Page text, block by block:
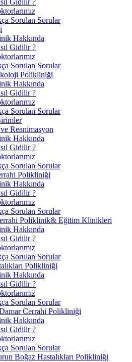
Sorulan Sorular
Hakkında
Gidilir ?
Sorulan Sorular
Polikliniği
Hakkında
Gidilir ?
Sorulan Sorular
Reanimasyon
Hakkında
Gidilir ?
Sorulan Sorular
Polikliniği
Hakkında
Gidilir ?
Sorulan Sorular
Poliklinik& Eğitim Klinikleri
Hakkında
Gidilir ?
Sorulan Sorular
Polikliniği
Hakkında
Gidilir ?
Sorulan Sorular
Cerrahi Polikliniği
Hakkında
Gidilir ?
Sorulan Sorular
Boğaz Hastalıkları Polikliniği